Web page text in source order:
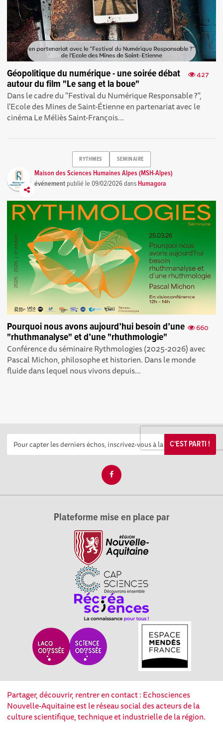
427
Géopolitique du numérique - une soirée débat
autour du film "Le sang et la boue"
Dans le cadre du "Festival du Numérique Responsable ?",
l'Ecole des Mines de Saint-Étienne en partenariat avec le
cinéma Le Méliès Saint-François...
RYTHMES SEMINAIRE
Maison des Sciences Humaines Alpes (MSH-Alpes)
événement publié le09/02/2026dansHumagora
660
Pourquoi nous avons aujourd’hui besoin d’une
"rhuthmanalyse" et d’une "rhuthmologie"
Conférence du séminaire Rythmologies (2025-2026) avec
Pascal Michon, philosophe et historien. Dans le monde
fluide dans lequel nous vivons depuis...
C'EST PARTI !
Plateforme mise en place par
Partager, découvrir, rentrer en contact : Echosciences
Nouvelle-Aquitaine est le réseau social des acteurs de la
culture scientifique, technique et industrielle de la région.